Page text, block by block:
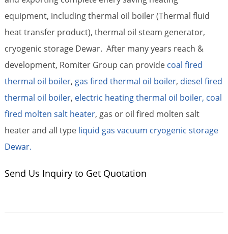
equipment, including thermal oil boiler (Thermal fluid
heat transfer product), thermal oil steam generator,
cryogenic storage Dewar. After many years reach &
development, Romiter Group can provide coal fired
thermal oil boiler, gas fired thermal oil boiler, diesel fired
thermal oil boiler, electric heating thermal oil boiler, coal
fired molten salt heater, gas or oil fired molten salt
heater and all type liquid gas vacuum cryogenic storage
Dewar.
Send Us Inquiry to Get Quotation